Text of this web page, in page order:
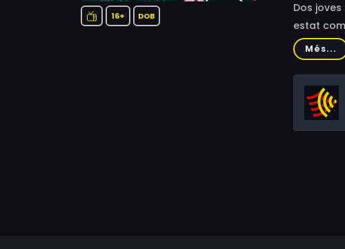
16+ DOB
Dos
estat
Més...